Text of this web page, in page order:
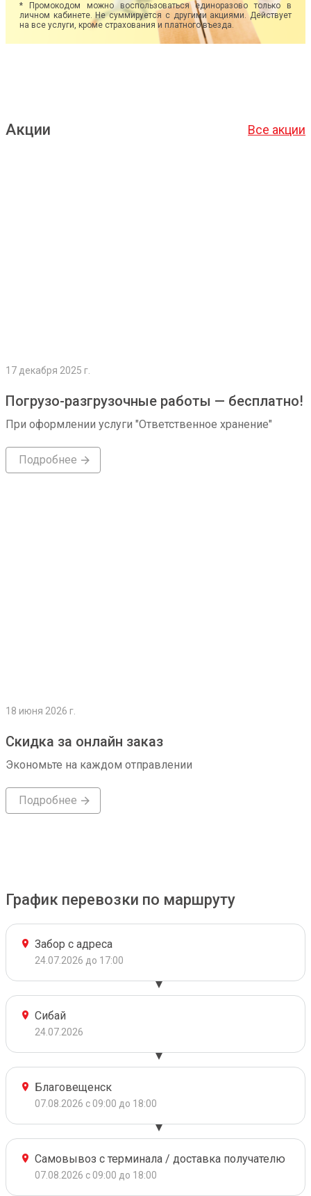
* Промокодом можно воспользоваться единоразово только в
личном кабинете. Не суммируется с другими акциями. Действует
на все услуги, кроме страхования и платного въезда.
Акции Все акции
17 декабря 2025 г.
Погрузо-разгрузочные работы — бесплатно!
При оформлении услуги "Ответственное хранение"
Подробнее
18 июня 2026 г.
Скидка за онлайн заказ
Экономьте на каждом отправлении
Подробнее
График перевозки по маршруту
Забор с адреса
24.07.2026 до 17:00
Сибай
24.07.2026
Благовещенск
07.08.2026 с 09:00 до 18:00
Самовывоз с терминала / доставка получателю
07.08.2026 с 09:00 до 18:00